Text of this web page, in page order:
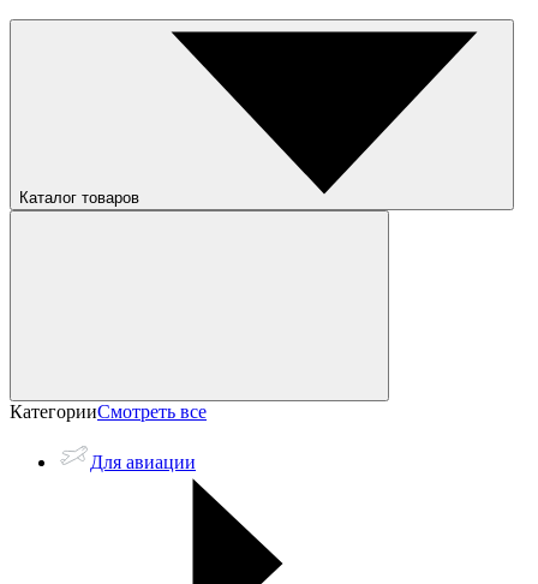
Каталог товаров
КатегорииСмотреть все
Для авиации